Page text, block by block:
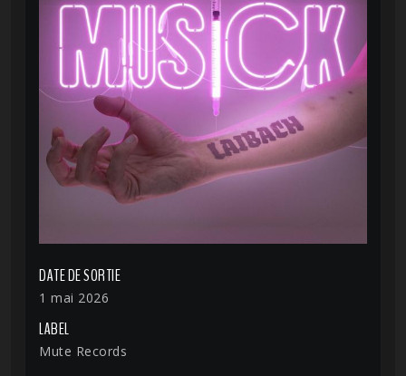
DATE DE SORTIE
1 mai 2026
LABEL
Mute Records